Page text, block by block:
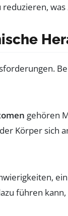
gehören
Körper sich
führen